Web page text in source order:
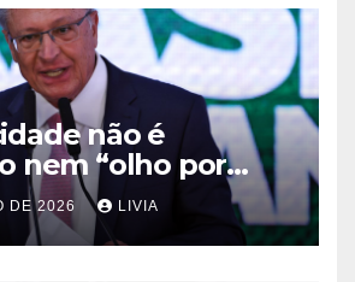
não é
nem “olho por
Alckmin
DE 2026 LIVIA